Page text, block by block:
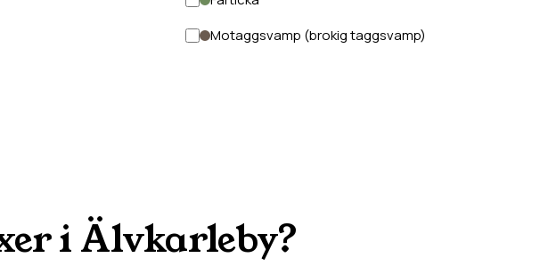
Motaggsvamp (brokig taggsvamp)
iÄlvkarleby?